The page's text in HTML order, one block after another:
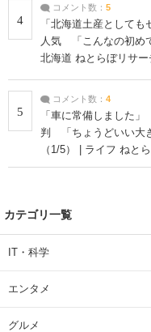
4
コメント数： 5
「北海道土産として
人気 「こんなの初め
北海道 ねとらぼリサー
5
コメント数： 4
「車に常備しました
判 「ちょうどいい大
（1/5） | ライフ ねと
カテゴリ一覧
IT・科学
エンタメ
グルメ